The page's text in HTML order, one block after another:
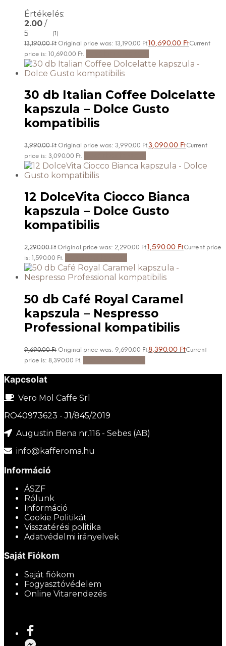
Értékelés:
2.00 /
5
(1)
13,190.00Ft Original price was: 13,190.00 Ft.10,690.00 FtCurrent
price is: 10,690.00 Ft.
30 db Italian Coffee Dolcelatte
kapszula – Dolce Gusto
kompatibilis
3,990.00Ft Original price was: 3,990.00 Ft.3,090.00 FtCurrent
price is: 3,090.00 Ft.
12 DolceVita Ciocco Bianca
kapszula – Dolce Gusto
kompatibilis
2,290.00Ft Original price was: 2,290.00 Ft.1,590.00 FtCurrent price
is: 1,590.00 Ft.
50 db Café Royal Caramel
kapszula – Nespresso
Professional kompatibilis
9,690.00Ft Original price was: 9,690.00 Ft.8,390.00 FtCurrent
price is: 8,390.00 Ft.
Kapcsolat
Vero Mol Caffe Srl
RO40973623 - J1/845/2019
Augustin Bena nr.116 - Sebes (AB)
info@kafferoma.hu
Információ
ÁSZF
Rólunk
Információ
Cookie Politikát
Visszatérési politika
Adatvédelmi irányelvek
Saját Fiókom
Saját fiókom
Fogyasztóvédelem
Online Vitarendezés